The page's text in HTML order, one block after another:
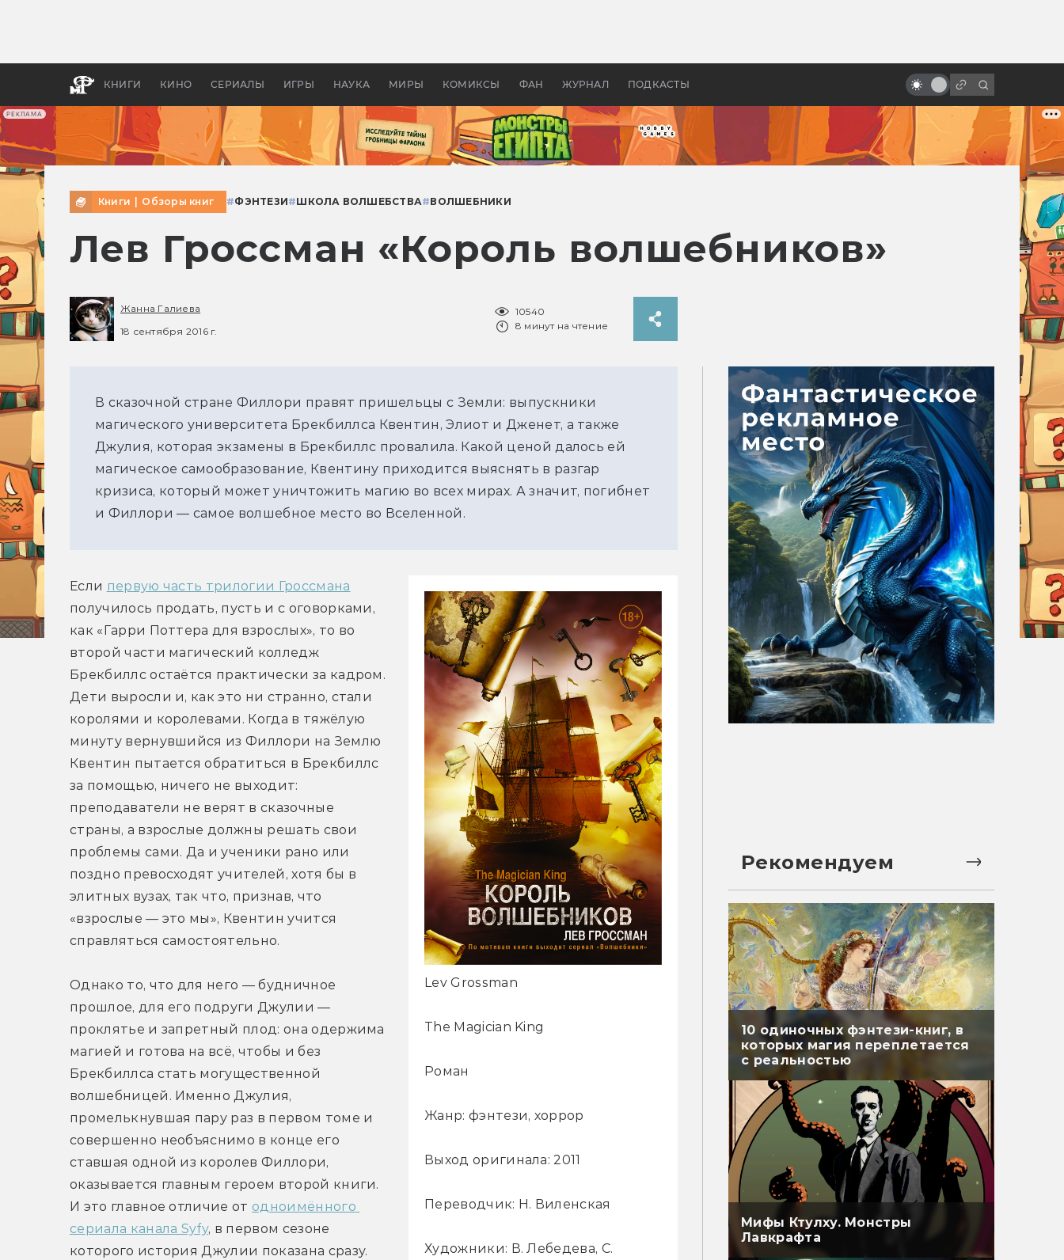
РЕКЛАМА
КНИГИ КИНО СЕРИАЛЫ ИГРЫ НАУКА МИРЫ КОМИКСЫ ФАН ЖУРНАЛ ПОДКАСТЫ
апокалипсис, в России —
бы «Властелина колец»
Сатана и Эминем
Книги Обзоры книг #ФЭНТЕЗИ#ШКОЛА ВОЛШЕБСТВА#ВОЛШЕБНИКИ
Лев Гроссман «Король волшебников»
Жанна Галиева
18 сентября 2016 г.
10540
8 минут на чтение
В сказочной стране Филлори правят пришельцы с Земли: выпускники
магического университета Брекбиллса Квентин, Элиот и Дженет, а также
Джулия, которая экзамены в Брекбиллс провалила. Какой ценой далось ей
магическое самообразование, Квентину приходится выяснять в разгар
кризиса, который может уничтожить магию во всех мирах. А значит, погибнет
и Филлори — самое волшебное место во Вселенной.
Lev Grossman
The Magician King
Роман
Жанр: фэнтези, хоррор
Выход оригинала: 2011
Переводчик: Н. Виленская
Художники: В. Лебедева, С.
Если первую часть трилогии Гроссмана
получилось продать, пусть и с оговорками,
как «Гарри Поттера для взрослых», то во
второй части магический колледж
Брекбиллс остаётся практически за кадром.
Дети выросли и, как это ни странно, стали
королями и королевами. Когда в тяжёлую
минуту вернувшийся из Филлори на Землю
Квентин пытается обратиться в Брекбиллс
за помощью, ничего не выходит:
преподаватели не верят в сказочные
страны, а взрослые должны решать свои
проблемы сами. Да и ученики рано или
поздно превосходят учителей, хотя бы в
элитных вузах, так что, признав, что
«взрослые — это мы», Квентин учится
справляться самостоятельно.
Однако то, что для него — будничное
прошлое, для его подруги Джулии —
проклятье и запретный плод: она одержима
магией и готова на всё, чтобы и без
Брекбиллса стать могущественной
волшебницей. Именно Джулия,
промелькнувшая пару раз в первом томе и
совершенно необъяснимо в конце его
ставшая одной из королев Филлори,
оказывается главным героем второй книги.
И это главное отличие от одноимённого
сериала канала Syfy, в первом сезоне
которого история Джулии показана сразу.
Рекомендуем
10 одиночных фэнтези-книг, в
которых магия переплетается
с реальностью
Мифы Ктулху. Монстры
Лавкрафта